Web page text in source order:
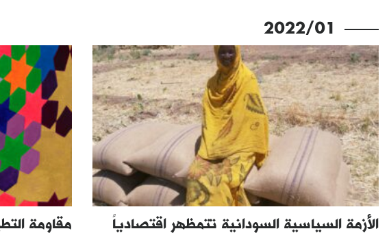
2022/01
الأزمة السياسية السودانية تتمظهر اقتصادياً مقاومة